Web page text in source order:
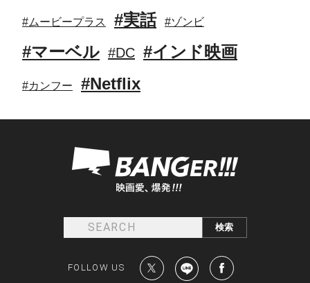
#ムービープラス #実話 #ゾンビ
#マーベル #DC #インド映画
#カンフー #Netflix
FOLLOW US